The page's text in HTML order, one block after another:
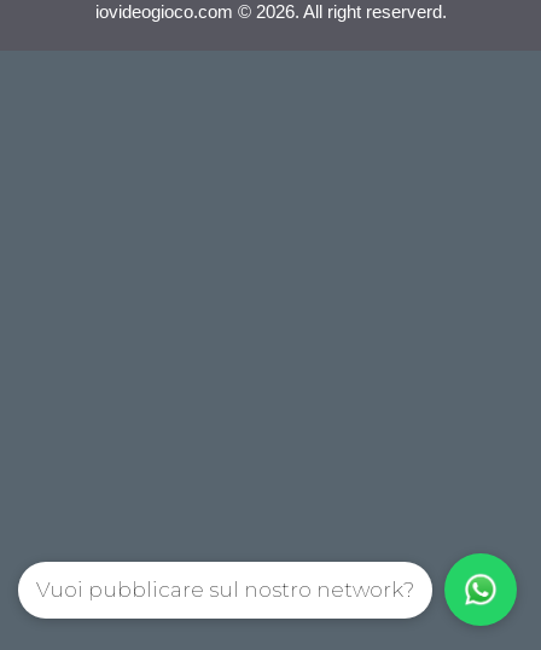
iovideogioco.com © 2026. All right reserverd.
Vuoi pubblicare sul nostro network?